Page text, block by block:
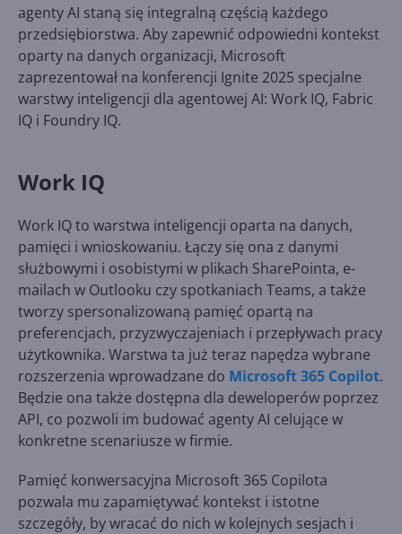
agenty AI staną się integralną częścią każdego
przedsiębiorstwa. Aby zapewnić odpowiedni kontekst
oparty na danych organizacji, Microsoft
zaprezentował na konferencji Ignite 2025 specjalne
warstwy inteligencji dla agentowej AI: Work IQ, Fabric
IQ i Foundry IQ.
Work IQ
Work IQ to warstwa inteligencji oparta na danych,
pamięci i wnioskowaniu. Łączy się ona z danymi
służbowymi i osobistymi w plikach SharePointa, e-
mailach w Outlooku czy spotkaniach Teams, a także
tworzy spersonalizowaną pamięć opartą na
preferencjach, przyzwyczajeniach i przepływach pracy
użytkownika. Warstwa ta już teraz napędza wybrane
rozszerzenia wprowadzane do Microsoft 365 Copilot.
Będzie ona także dostępna dla deweloperów poprzez
API, co pozwoli im budować agenty AI celujące w
konkretne scenariusze w firmie.
Pamięć konwersacyjna Microsoft 365 Copilota
pozwala mu zapamiętywać kontekst i istotne
szczegóły, by wracać do nich w kolejnych sesjach i